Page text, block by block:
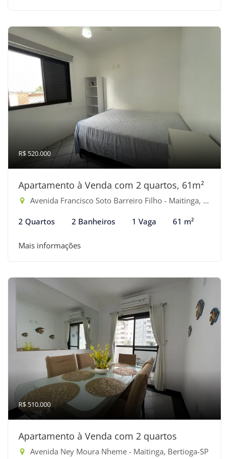
R$ 520.000
Apartamento à Venda com 2 quartos, 61m²
Avenida Francisco Soto Barreiro Filho - Maitinga, Bertioga-SP
2 Quartos 2 Banheiros 1 Vaga 61 m²
Mais informações
R$ 510.000
Apartamento à Venda com 2 quartos
Avenida Ney Moura Nheme - Maitinga, Bertioga-SP